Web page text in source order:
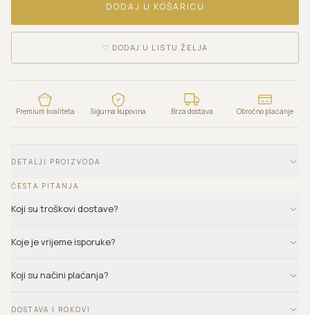
DODAJ U KOŠARICU
♡ DODAJ U LISTU ŽELJA
Premium kvaliteta Sigurna kupovina Brza dostava Obročno plaćanje
DETALJI PROIZVODA
ČESTA PITANJA
Koji su troškovi dostave?
Koje je vrijeme isporuke?
Koji su načini plaćanja?
DOSTAVA I ROKOVI